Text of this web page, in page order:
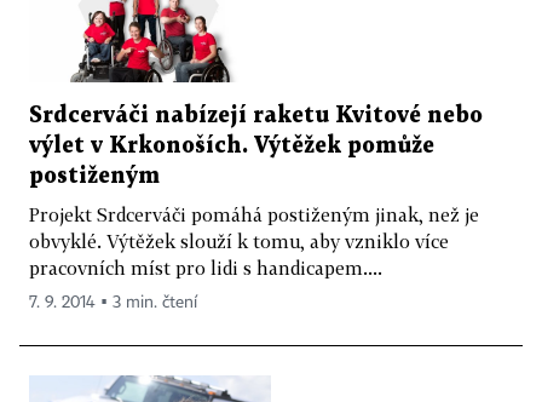
Srdcerváči nabízejí raketu Kvitové nebo
výlet v Krkonoších. Výtěžek pomůže
postiženým
Projekt Srdcerváči pomáhá postiženým jinak, než je
obvyklé. Výtěžek slouží k tomu, aby vzniklo více
pracovních míst pro lidi s handicapem....
7. 9. 2014 ▪ 3 min. čtení